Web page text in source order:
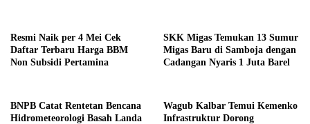
Resmi Naik per 4 Mei Cek
Daftar Terbaru Harga BBM
Non Subsidi Pertamina
SKK Migas Temukan 13 Sumur
Migas Baru di Samboja dengan
Cadangan Nyaris 1 Juta Barel
BNPB Catat Rentetan Bencana
Hidrometeorologi Basah Landa
Wagub Kalbar Temui Kemenko
Infrastruktur Dorong